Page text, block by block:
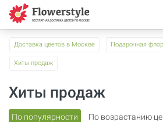
Доставка цветов в Москве Подарочная
Хиты продаж
Хиты продаж
По популярности По возрастанию